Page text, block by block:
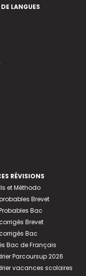
LANGUES
RÉVISIONS
et Méthodo
Brevet
Bac
Brevet
Bac
Bac de Français
Parcoursup 2026
vacances scolaires